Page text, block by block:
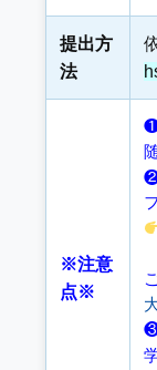
提出方
法
※注意
点※
❶
❷
❸